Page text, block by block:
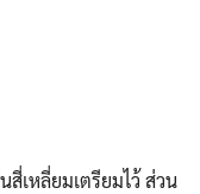
สี่เหลี่ยมเตรียมไว้ ส่วน